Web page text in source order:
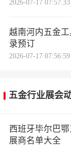
2026-07-17 07:57:33
越南河内五金
录预订
2026-07-17 07:56:59
五金行业展会
西班牙毕尔巴
展商名单大全